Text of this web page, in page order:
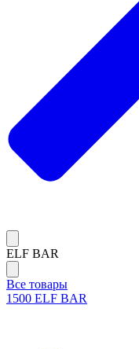
ELF BAR
Все товары
1500 ELF BAR